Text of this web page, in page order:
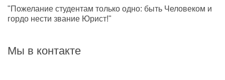
"Пожелание студентам только одно: быть Человеком и
гордо нести звание Юрист!"
Мы в контакте